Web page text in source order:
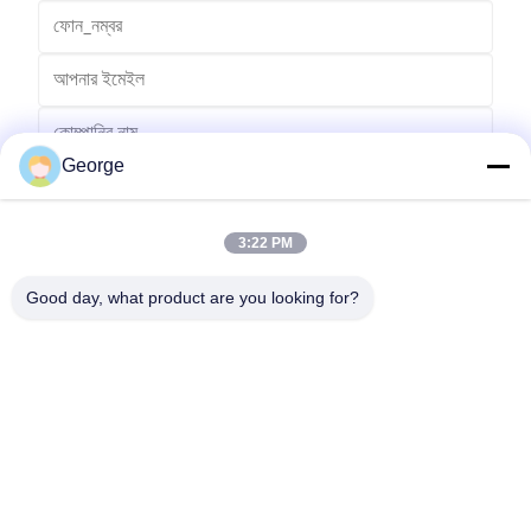
George
3:22 PM
Good day, what product are you looking for?